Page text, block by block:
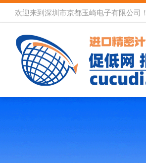
欢迎来到深圳市京都玉崎电子有限公司！